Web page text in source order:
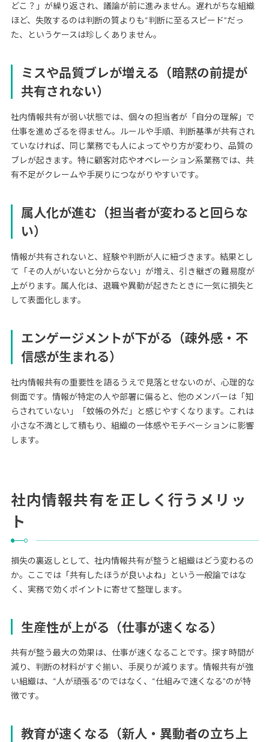
どこ？」が繰り返され、議論が前に進みません。遅れがちな組織
ほど、失敗するのは判断の質よりも“判断に至るスピード”だっ
た、というケースは珍しくありません。
ミスや品質ブレが増える（暗黙の前提が
共有されない）
社内情報共有が弱い状態では、個々の担当者が「自分の理解」で
仕事を進めざるを得ません。ルールや手順、判断基準が共有され
ていなければ、同じ業務でも人によってやり方が変わり、品質の
ブレが起きます。特に顧客対応やオペレーション系業務では、共
有不足がクレームや手戻りにつながりやすいです。
属人化が進む（担当者が変わると回らな
い）
情報が共有されないと、経験や判断が人に紐づきます。結果とし
て「その人がいないと分からない」が増え、引き継ぎの難易度が
上がります。属人化は、退職や異動が起きたときに一気に損失と
して表面化します。
エンゲージメントが下がる（疎外感・不
信感が生まれる）
社内情報共有の重要性を語るうえで見落とせないのが、心理的な
側面です。情報が特定の人や部署に偏ると、他のメンバーは「知
らされていない」「蚊帳の外だ」と感じやすくなります。これは
小さな不満として積もり、組織の一体感やモチベーションに影響
します。
社内情報共有を正しく行うメリッ
ト
損失の裏返しとして、社内情報共有が整うと組織はどう変わるの
か。ここでは「共有したほうが良いよね」という一般論ではな
く、実務で効くポイントに寄せて整理します。
生産性が上がる（仕事が速くなる）
共有が整う最大の効果は、仕事が速くなることです。探す時間が
減り、判断の材料がすぐ揃い、手戻りが減ります。情報共有が強
い組織は、“人が頑張る”のではなく、“仕組みで速くなる”のが特
徴です。
教育が速くなる（新人・異動者の立ち上